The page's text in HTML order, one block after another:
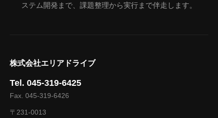
ステム開発まで、課題整理から実行まで伴走します。
株式会社エリアドライブ
Tel. 045-319-6425
Fax. 045-319-6426
〒231-0013